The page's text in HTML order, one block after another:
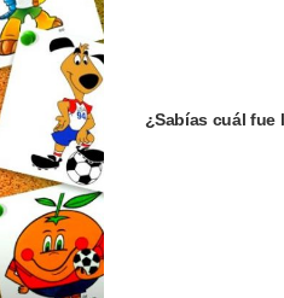
¿Sabías cuál fue